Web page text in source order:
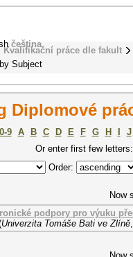
Kvalifikační práce dle fakult
Subject
čeština
Diplomové
0-9 A B C D E F G H J
Or enter first few letters:
Order:
Now
podpory pro výuku
Univerzita Tomáše Bati ve Zlíně,